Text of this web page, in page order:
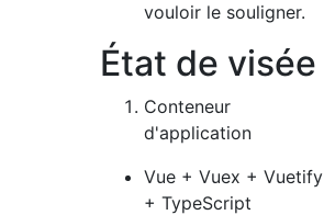
vouloir le souligner.
État de visée
Conteneur
d'application
Vue + Vuex + Vuetify
+ TypeScript